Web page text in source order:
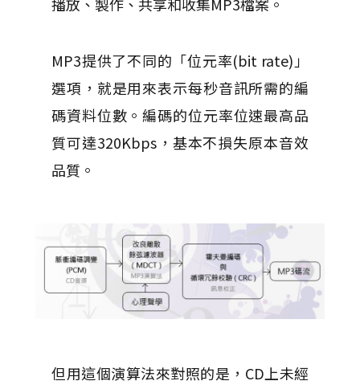
MP3提供了不同的「位元率(bit rate)」
選項，就是用來表示每秒音訊所需的編
碼資料位數。編碼的位元率位速最高品
質可達320Kbps，基本不損失原本音效
品質。
但用這個演算法來對照的是，CD上未經